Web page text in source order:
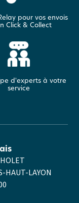
pour vos envois
Click & Collect
d'experts à votre
service
HAUT-LAYON